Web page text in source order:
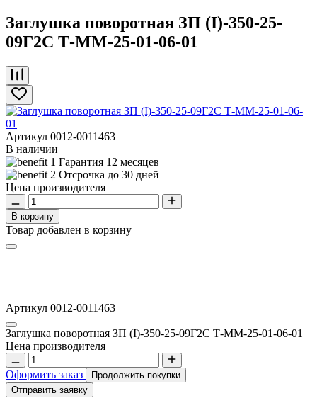
Заглушка поворотная ЗП (I)-350-25-
09Г2С Т-ММ-25-01-06-01
Артикул 0012-0011463
В наличии
Гарантия 12 месяцев
Отсрочка до 30 дней
Цена производителя
В корзину
Товар добавлен в корзину
Артикул 0012-0011463
Заглушка поворотная ЗП (I)-350-25-09Г2С Т-ММ-25-01-06-01
Цена производителя
Оформить заказ
Продолжить покупки
Отправить заявку